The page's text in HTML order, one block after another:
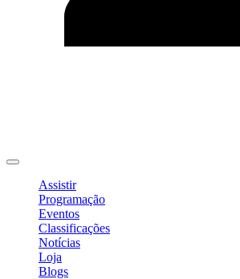
Assistir
Programação
Eventos
Classificações
Notícias
Loja
Blogs